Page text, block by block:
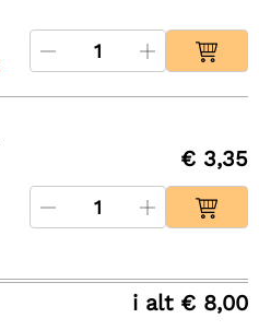
€ 3,35
i alt € 8,00